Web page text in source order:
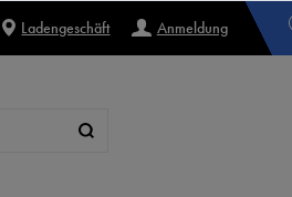
Ladengeschäft Anmeldung